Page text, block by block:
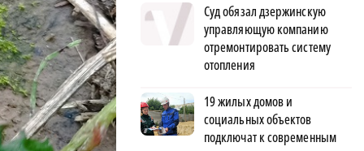
Суд обязал дзержинскую
управляющую компанию
отремонтировать систему
отопления
19 жилых домов и
социальных объектов
подключат к современным